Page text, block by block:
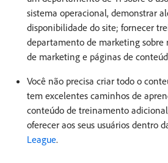
sistema operacional, demonstrar
disponibilidade do site; fornecer
departamento de marketing sobre
de marketing e páginas de
Você não precisa criar todo o
tem excelentes caminhos de
conteúdo de treinamento
oferecer aos seus usuários dentro
League.